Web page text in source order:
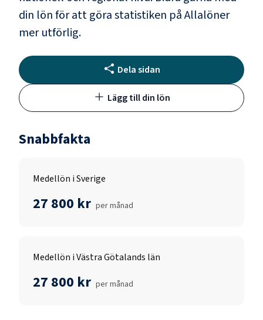
din lön för att göra statistiken på Allalöner
mer utförlig.
Dela sidan
Lägg till din lön
Snabbfakta
Medellön i Sverige
27 800 kr per månad
Medellön i Västra Götalands län
27 800 kr per månad